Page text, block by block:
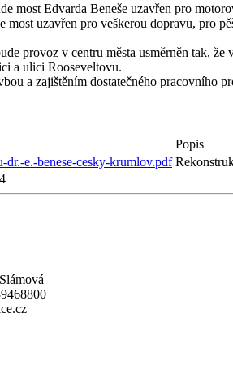
most Edvarda Beneše uzavřen pro
most uzavřen pro veškerou dopravu, pro
provoz v centru města usměrněn tak,
a ulici Rooseveltovu.
a zajištěním dostatečného pracovního
Popis
dr.-e.-benese-cesky-krumlov.pdf